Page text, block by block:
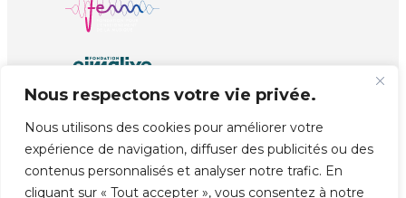
Nous respectons votre vie privée.
Nous utilisons des cookies pour améliorer votre
expérience de navigation, diffuser des publicités ou des
contenus personnalisés et analyser notre trafic. En
cliquant sur « Tout accepter », vous consentez à notre
© Copyright EJMA Réalisé par unprinted.ch